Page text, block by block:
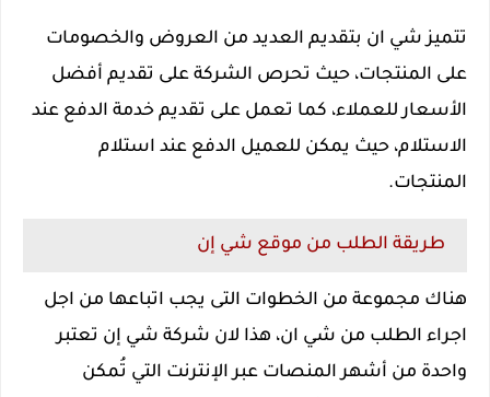
تتميز شي ان بتقديم العديد من العروض والخصومات
على المنتجات، حيث تحرص الشركة على تقديم أفضل
الأسعار للعملاء، كما تعمل على تقديم خدمة الدفع عند
الاستلام، حيث يمكن للعميل الدفع عند استلام
المنتجات.
طريقة الطلب من موقع شي إن
هناك مجموعة من الخطوات التى يجب اتباعها من اجل
اجراء الطلب من شي ان، هذا لان شركة شي إن تعتبر
واحدة من أشهر المنصات عبر الإنترنت التي تُمكن